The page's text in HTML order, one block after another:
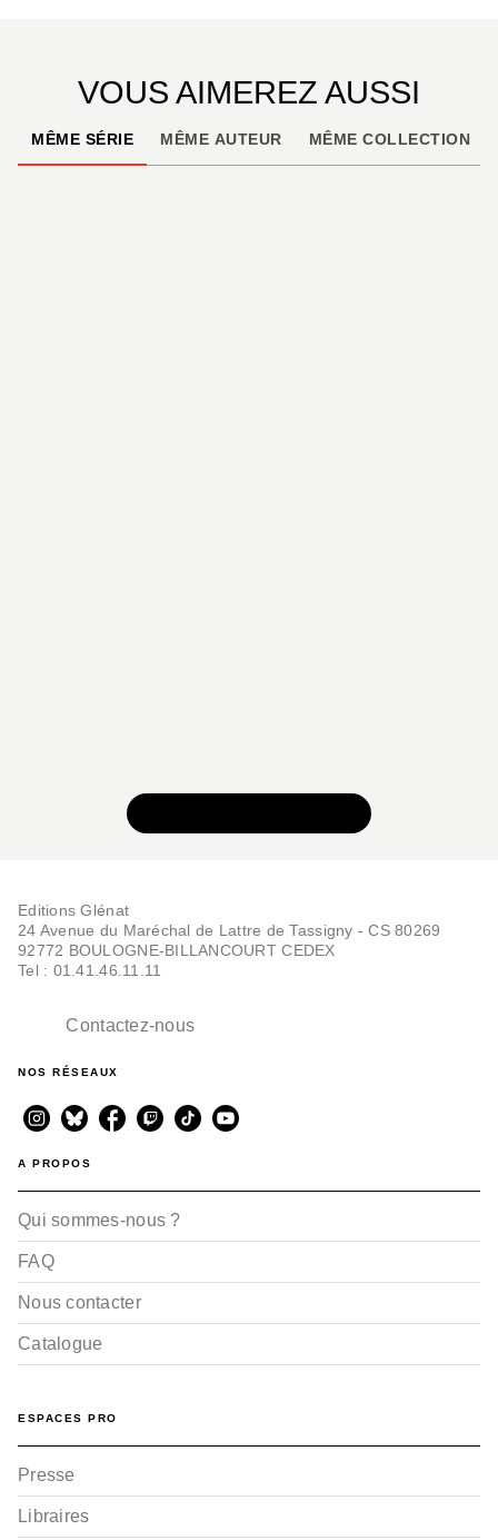
VOUS AIMEREZ AUSSI
MÊME SÉRIE MÊME AUTEUR MÊME COLLECTION
Editions Glénat
24 Avenue du Maréchal de Lattre de Tassigny - CS 80269
92772 BOULOGNE-BILLANCOURT CEDEX
Tel : 01.41.46.11.11
Contactez-nous
NOS RÉSEAUX
A PROPOS
Qui sommes-nous ?
FAQ
Nous contacter
Catalogue
ESPACES PRO
Presse
Libraires